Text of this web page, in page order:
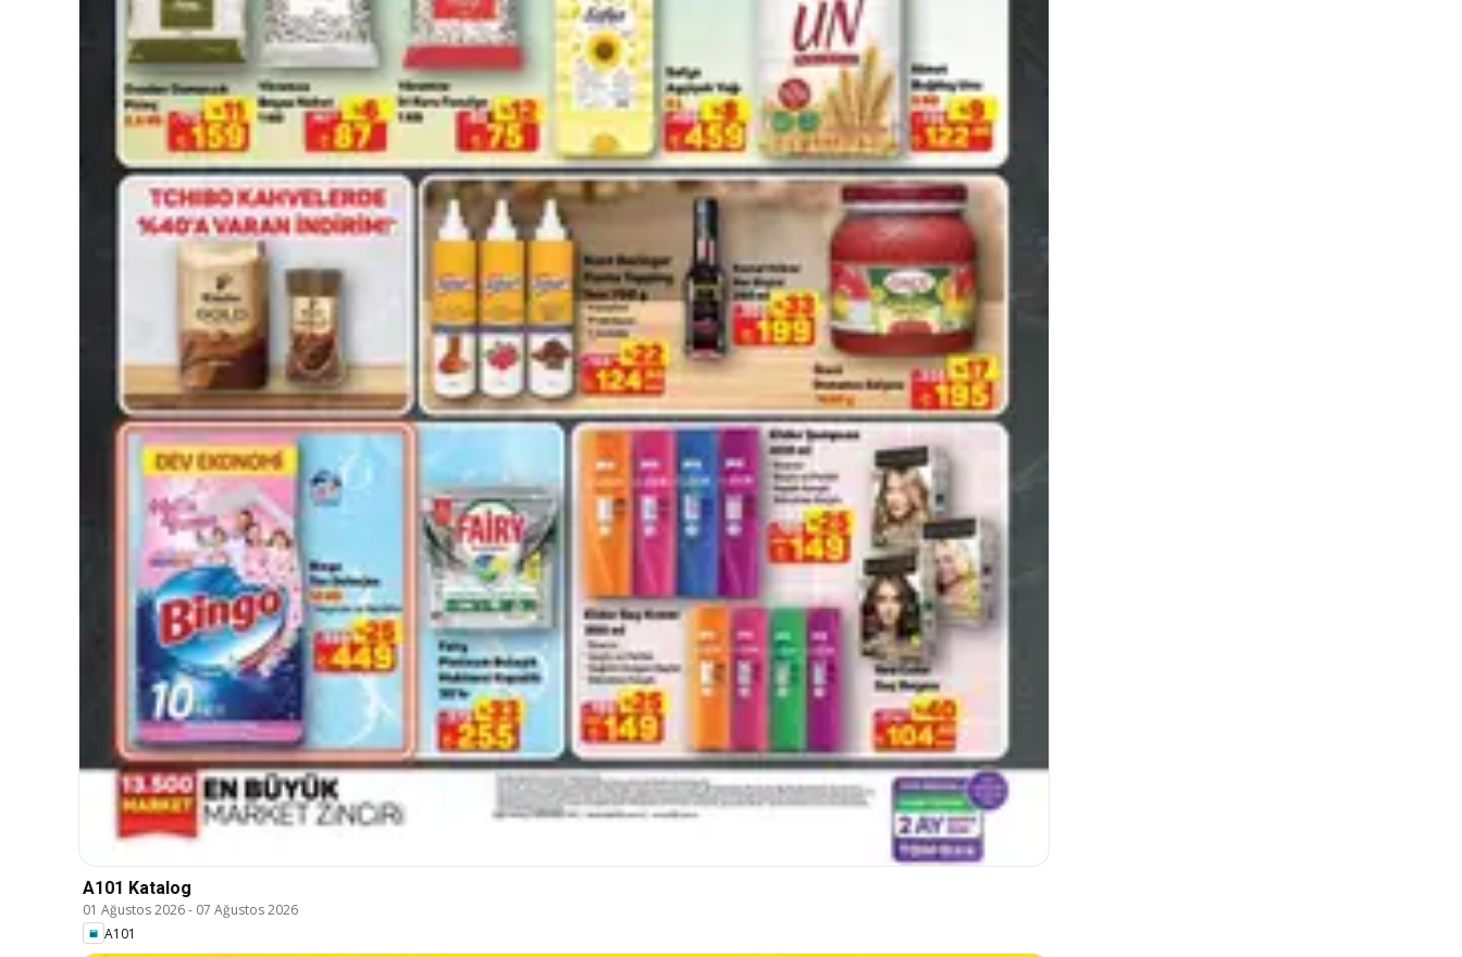
A101 Katalog
01 Ağustos 2026- 07 Ağustos 2026
A101